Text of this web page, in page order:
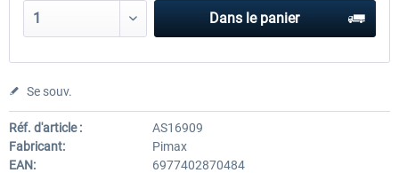
Dans le panier
Se souv.
Réf. d'article :
AS16909
Fabricant:
Pimax
EAN:
6977402870484